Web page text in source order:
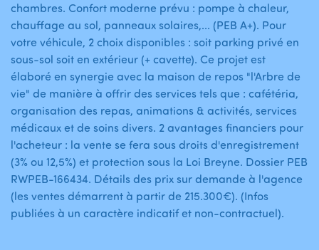
chambres. Confort moderne prévu : pompe à chaleur,
chauffage au sol, panneaux solaires,... (PEB A+). Pour
votre véhicule, 2 choix disponibles : soit parking privé en
sous-sol soit en extérieur (+ cavette). Ce projet est
élaboré en synergie avec la maison de repos "l'Arbre de
vie" de manière à offrir des services tels que : cafétéria,
organisation des repas, animations & activités, services
médicaux et de soins divers. 2 avantages financiers pour
l'acheteur : la vente se fera sous droits d'enregistrement
(3% ou 12,5%) et protection sous la Loi Breyne. Dossier PEB
RWPEB-166434. Détails des prix sur demande à l'agence
(les ventes démarrent à partir de 215.300€). (Infos
publiées à un caractère indicatif et non-contractuel).